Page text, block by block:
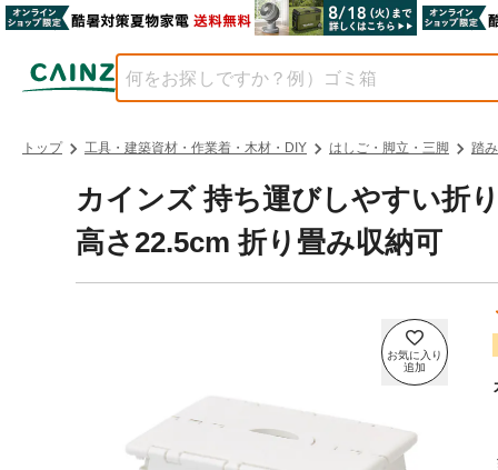
トップ 工具・建築資材・作業着・木材・DIY はしご・脚立・三脚 踏
カインズ 持ち運びしやすい折
高さ22.5cm 折り畳み収納可